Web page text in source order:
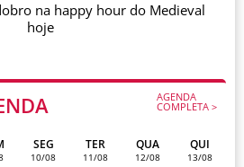
AGENDA
COMPLETA >
SEG
10/08
TER
11/08
QUA
12/08
QUI
13/08
na happy hour do Medieval
hoje